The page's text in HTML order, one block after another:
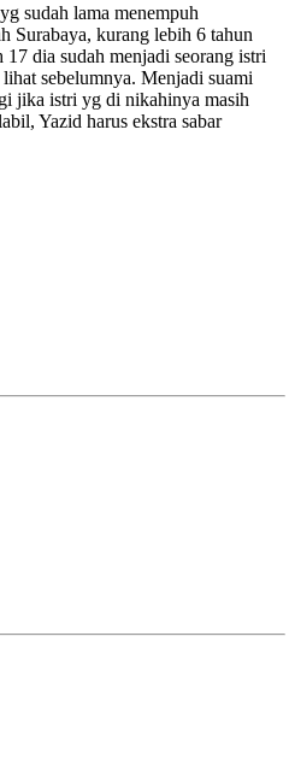
sudah lama menempuh
Surabaya, kurang lebih 6 tahun
dia sudah menjadi seorang istri
sebelumnya. Menjadi suami
jika istri yg di nikahinya masih
Yazid harus ekstra sabar